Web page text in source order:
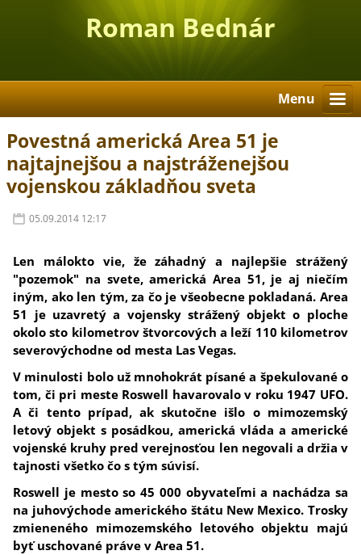
Roman Bednár
Menu
Povestná americká Area 51 je
najtajnejšou a najstráženejšou
vojenskou základňou sveta
05.09.2014 12:17
Len málokto vie, že záhadný a najlepšie strážený
"pozemok" na svete, americká Area 51, je aj niečím
iným, ako len tým, za čo je všeobecne pokladaná. Area
51 je uzavretý a vojensky strážený objekt o ploche
okolo sto kilometrov štvorcových a leží 110 kilometrov
severovýchodne od mesta Las Vegas.
V minulosti bolo už mnohokrát písané a špekulované o
tom, či pri meste Roswell havarovalo v roku 1947 UFO.
A či tento prípad, ak skutočne išlo o mimozemský
letový objekt s posádkou, americká vláda a americké
vojenské kruhy pred verejnosťou len negovali a držia v
tajnosti všetko čo s tým súvisí.
Roswell je mesto so 45 000 obyvateľmi a nachádza sa
na juhovýchode amerického štátu New Mexico. Trosky
zmieneného mimozemského letového objektu majú
byť uschované práve v Area 51.